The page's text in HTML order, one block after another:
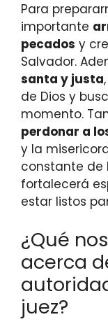
Para
importante
pecados y
Salvador.
santa y justa
de Dios y
momento.
perdonar a
y la
constante de
fortalecerá
estar listos
¿Qué
acerca
juez?